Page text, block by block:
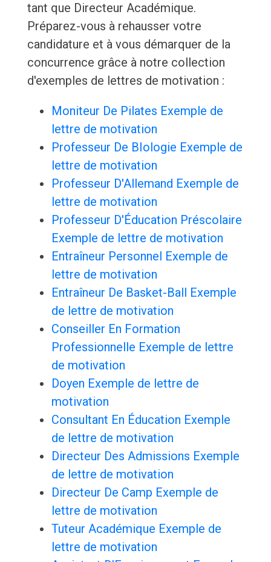
tant que Directeur Académique.
Préparez-vous à rehausser votre
candidature et à vous démarquer de la
concurrence grâce à notre collection
d'exemples de lettres de motivation :
Moniteur De Pilates Exemple de
lettre de motivation
Professeur De BIologie Exemple de
lettre de motivation
Professeur D'Allemand Exemple de
lettre de motivation
Professeur D'Éducation Préscolaire
Exemple de lettre de motivation
Entraîneur Personnel Exemple de
lettre de motivation
Entraîneur De Basket-Ball Exemple
de lettre de motivation
Conseiller En Formation
Professionnelle Exemple de lettre
de motivation
Doyen Exemple de lettre de
motivation
Consultant En Éducation Exemple
de lettre de motivation
Directeur Des Admissions Exemple
de lettre de motivation
Directeur De Camp Exemple de
lettre de motivation
Tuteur Académique Exemple de
lettre de motivation